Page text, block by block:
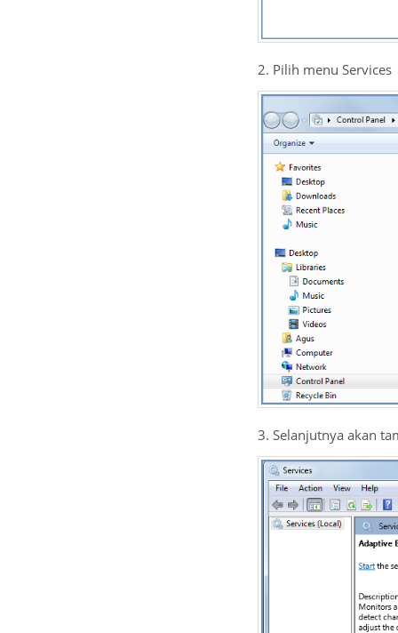
2. Pilih menu Services
3. Selanjutnya akan